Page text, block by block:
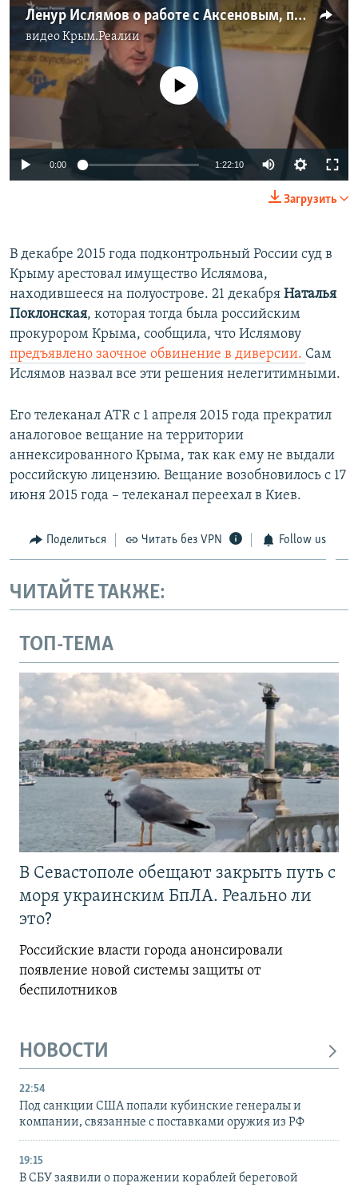
Ленур Ислямов о работе с Аксеновым, политических амбициях и деоккупации Крыма (видео)
видеоКрым.Реалии
No media source currently available
0:00 1:22:10
Загрузить
В декабре 2015 года подконтрольный России суд в
Крыму арестовал имущество Ислямова,
находившееся на полуострове. 21 декабря Наталья
Поклонская, которая тогда была российским
прокурором Крыма, сообщила, что Ислямову
предъявлено заочное обвинение в диверсии. Сам
Ислямов назвал все эти решения нелегитимными.
Его телеканал ATR с 1 апреля 2015 года прекратил
аналоговое вещание на территории
аннексированного Крыма, так как ему не выдали
российскую лицензию. Вещание возобновилось с 17
июня 2015 года – телеканал переехал в Киев.
Поделиться Читать без VPN Follow us
ЧИТАЙТЕ ТАКЖЕ:
ТОП-ТЕМА
В Севастополе обещают закрыть путь с
моря украинским БпЛА. Реально ли
это?
Российские власти города анонсировали
появление новой системы защиты от
беспилотников
НОВОСТИ
22:54
Под санкции США попали кубинские генералы и
компании, связанные с поставками оружия из РФ
19:15
В СБУ заявили о поражении кораблей береговой